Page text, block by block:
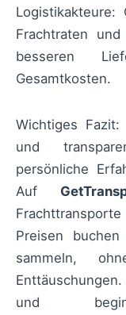
Frachtraten
besseren
Gesamtkosten.
Wichtiges
und
persönliche
Auf
Preisen
sammeln,
und